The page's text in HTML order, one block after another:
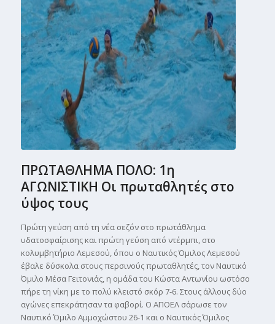
ΠΡΩΤΑΘΛΗΜΑ ΠΟΛΟ: 1η
ΑΓΩΝΙΣΤΙΚΗ Οι πρωταθλητές στο
ύψος τους
Πρώτη γεύση από τη νέα σεζόν στο πρωτάθλημα
υδατοσφαίρισης και πρώτη γεύση από ντέρμπι, στο
κολυμβητήριο Λεμεσού, όπου ο Ναυτικός Όμιλος Λεμεσού
έβαλε δύσκολα στους περσινούς πρωταθλητές, τον Ναυτικό
Όμιλο Μέσα Γειτονιάς, η ομάδα του Κώστα Αντωνίου ωστόσο
πήρε τη νίκη με το πολύ κλειστό σκόρ 7-6. Στους άλλους δύο
αγώνες επεκράτησαν τα φαβορί. Ο ΑΠΟΕΛ σάρωσε τον
Ναυτικό Όμιλο Αμμοχώστου 26-1 και ο Ναυτικός Όμιλος